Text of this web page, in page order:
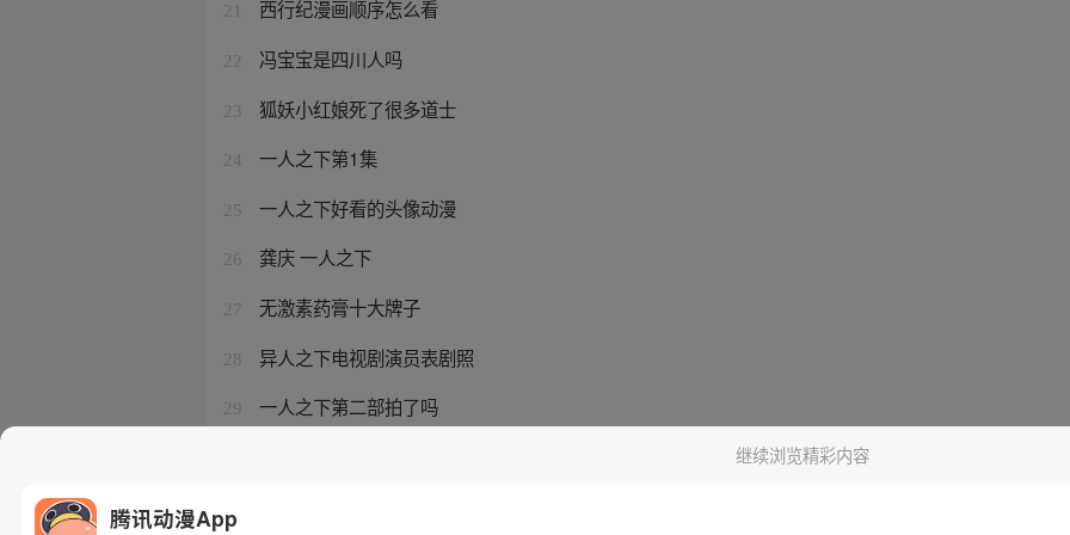
21 西行纪漫画顺序怎么看
22 冯宝宝是四川人吗
23 狐妖小红娘死了很多道士
24 一人之下第1集
25 一人之下好看的头像动漫
26 龚庆 一人之下
27 无激素药膏十大牌子
28 异人之下电视剧演员表剧照
29 一人之下第二部拍了吗
继续浏览精彩内容
腾讯动漫App